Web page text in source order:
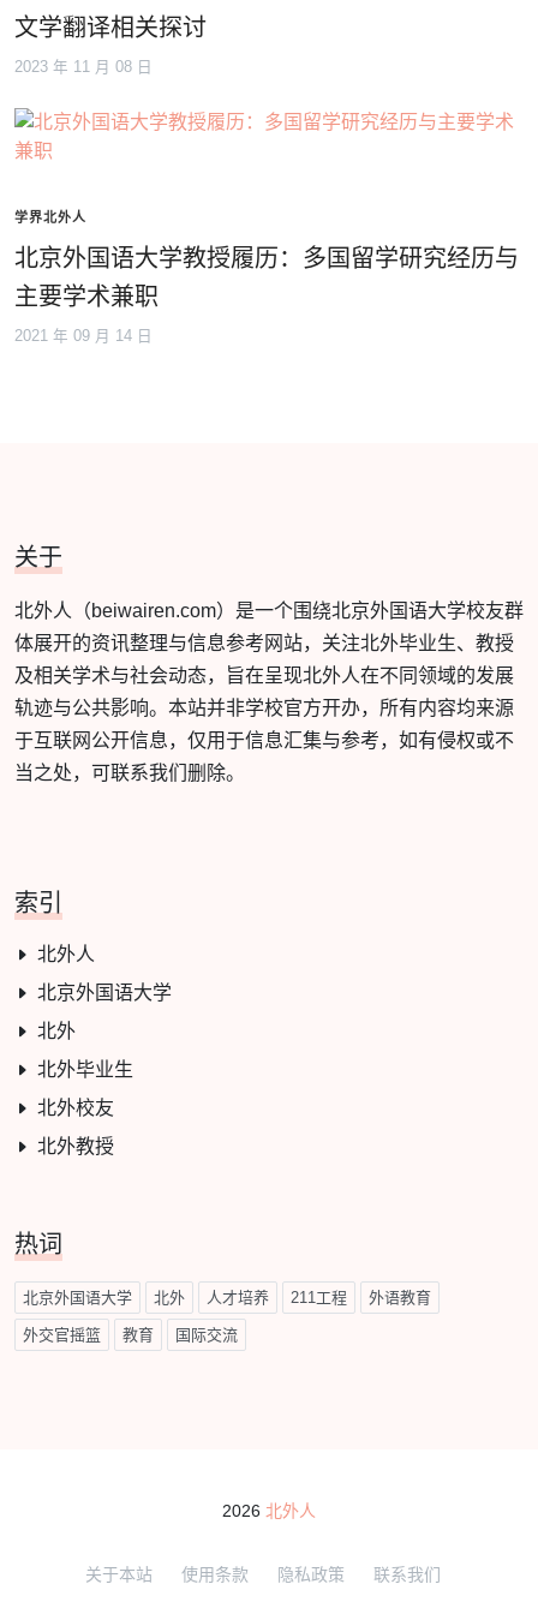
文学翻译相关探讨
2023 年 11 月 08 日
学界北外人
北京外国语大学教授履历：多国留学研究经历与
主要学术兼职
2021 年 09 月 14 日
关于
北外人（beiwairen.com）是一个围绕北京外国语大学校友群
体展开的资讯整理与信息参考网站，关注北外毕业生、教授
及相关学术与社会动态，旨在呈现北外人在不同领域的发展
轨迹与公共影响。本站并非学校官方开办，所有内容均来源
于互联网公开信息，仅用于信息汇集与参考，如有侵权或不
当之处，可联系我们删除。
索引
北外人
北京外国语大学
北外
北外毕业生
北外校友
北外教授
热词
北京外国语大学 北外 人才培养 211工程 外语教育
外交官摇篮 教育 国际交流
2026 北外人
关于本站 使用条款 隐私政策 联系我们